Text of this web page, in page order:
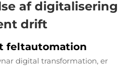
af digitalisering
drift
feltautomation
digital transformation, er